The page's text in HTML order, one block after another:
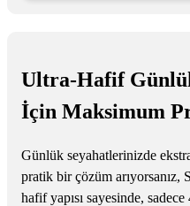
Ultra-Hafif
İçin Maksimum
Günlük seyahatlerinizde
pratik bir çözüm arıyorsanız,
hafif yapısı sayesinde,